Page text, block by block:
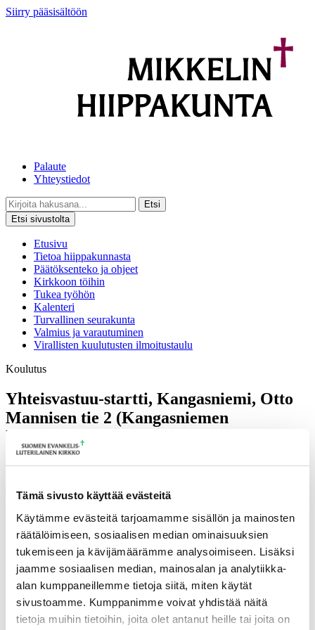
Tämä sivusto käyttää evästeitä
Käytämme evästeitä tarjoamamme sisällön ja mainosten
räätälöimiseen, sosiaalisen median ominaisuuksien
tukemiseen ja kävijämäärämme analysoimiseen. Lisäksi
jaamme sosiaalisen median, mainosalan ja analytiikka-
alan kumppaneillemme tietoja siitä, miten käytät
sivustoamme. Kumppanimme voivat yhdistää näitä
tietoja muihin tietoihin, joita olet antanut heille tai joita on
Siirry pääsisältöön
Palaute
Yhteystiedot
Etsi
Etsi sivustolta
Etusivu
Tietoa hiippakunnasta
Päätöksenteko ja ohjeet
Kirkkoon töihin
Tukea työhön
Kalenteri
Turvallinen seurakunta
Valmius ja varautuminen
Virallisten kuulutusten ilmoitustaulu
Koulutus
Yhteisvastuu-startti, Kangasniemi, Otto
Mannisen tie 2 (Kangasniemen
kunnantalo)
10.11.2020 Otto Mannisen tie 2, 51200 Kangasniemi, Suomi
Koulutuspäivässä tutustutaan Yhteisvastuukeräyksen vuosittaiseen
teemaan ja keräyskohteisiin sekä ideoihin, miten toteuttaa ja
organisoida teeman mukaiset tapahtumat ja koulutukset
seurakunnassa.
Yv-startit 2020
Lisätietoja